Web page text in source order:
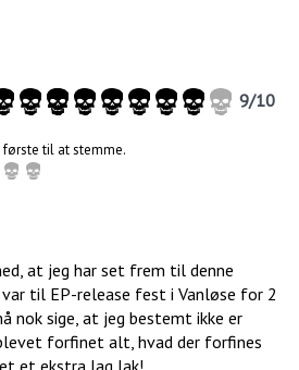
9/10
til at stemme.
at jeg har set frem til denne
var til EP-release fest i Vanløse for 2
nok sige, at jeg bestemt ikke er
forfinet alt, hvad der forfines